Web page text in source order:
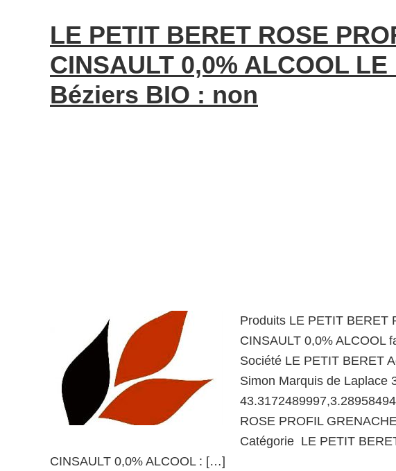
LE PETIT BERET ROSE
CINSAULT 0,0% ALCOOL
Béziers BIO : non
Produits LE PETIT BERET
CINSAULT 0,0% ALCOOL
Société LE PETIT BERET
Simon Marquis de Laplace
ROSE PROFIL
Catégorie LE PETIT
CINSAULT 0,0% ALCOOL : […]